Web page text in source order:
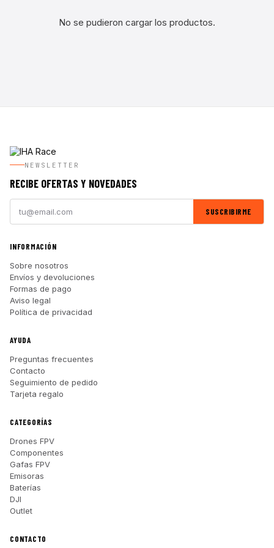
No se pudieron cargar los productos.
NEWSLETTER
RECIBE OFERTAS Y NOVEDADES
SUSCRIBIRME
INFORMACIÓN
Sobre nosotros
Envíos y devoluciones
Formas de pago
Aviso legal
Política de privacidad
AYUDA
Preguntas frecuentes
Contacto
Seguimiento de pedido
Tarjeta regalo
CATEGORÍAS
Drones FPV
Componentes
Gafas FPV
Emisoras
Baterías
DJI
Outlet
CONTACTO